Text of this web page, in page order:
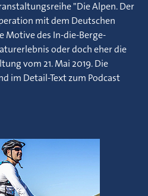
"Die Alpen. Der
mit dem Deutschen
Motive des In-die-Berge-
oder doch eher die
vom 21. Mai 2019. Die
im Detail-Text zum Podcast